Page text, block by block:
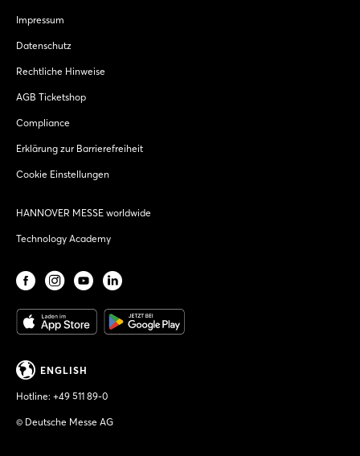
Impressum
Datenschutz
Rechtliche Hinweise
AGB Ticketshop
Compliance
Erklärung zur Barrierefreiheit
Cookie Einstellungen
HANNOVER MESSE worldwide
Technology Academy
ENGLISH
Hotline: +49 511 89-0
© Deutsche Messe AG